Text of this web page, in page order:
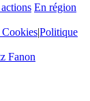
En région
Cookies|Politique
Fanon